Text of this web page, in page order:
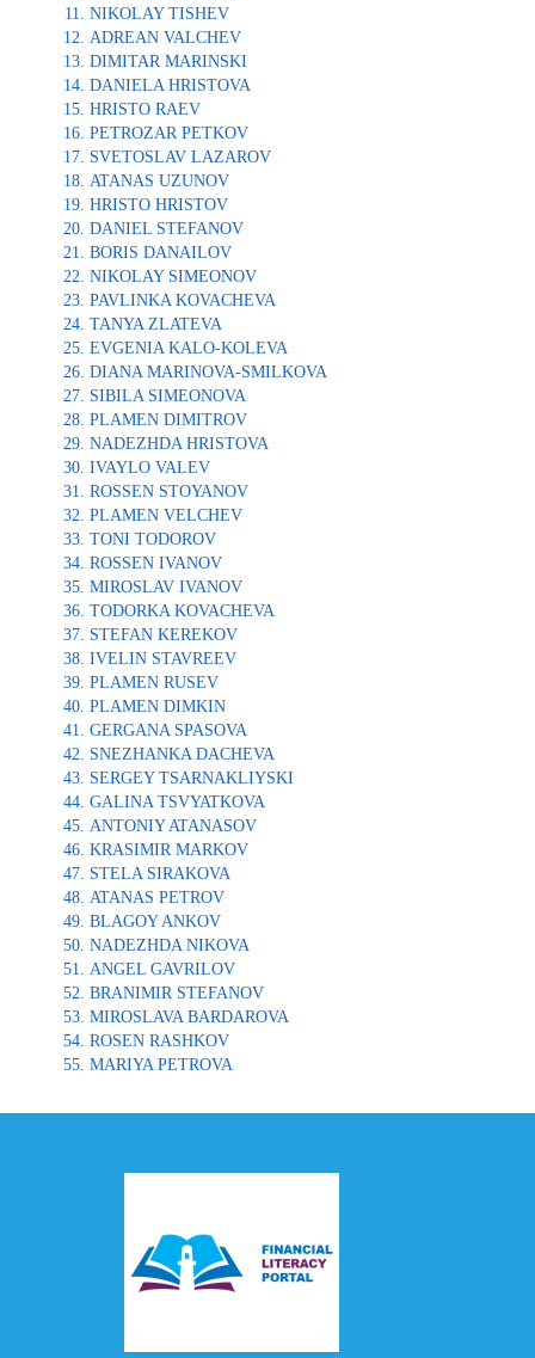
NIKOLAY TISHEV
ADREAN VALCHEV
DIMITAR MARINSKI
DANIELA HRISTOVA
HRISTO RAEV
PETROZAR PETKOV
SVETOSLAV LAZAROV
ATANAS UZUNOV
HRISTO HRISTOV
DANIEL STEFANOV
BORIS DANAILOV
NIKOLAY SIMEONOV
PAVLINKA KOVACHEVA
TANYA ZLATEVA
EVGENIA KALO-KOLEVA
DIANA MARINOVA-SMILKOVA
SIBILA SIMEONOVA
PLAMEN DIMITROV
NADEZHDA HRISTOVA
IVAYLO VALEV
ROSSEN STOYANOV
PLAMEN VELCHEV
TONI TODOROV
ROSSEN IVANOV
MIROSLAV IVANOV
TODORKA KOVACHEVA
STEFAN KEREKOV
IVELIN STAVREEV
PLAMEN RUSEV
PLAMEN DIMKIN
GERGANA SPASOVA
SNEZHANKA DACHEVA
SERGEY TSARNAKLIYSKI
GALINA TSVYATKOVA
ANTONIY ATANASOV
KRASIMIR MARKOV
STELA SIRAKOVA
ATANAS PETROV
BLAGOY ANKOV
NADEZHDA NIKOVA
ANGEL GAVRILOV
BRANIMIR STEFANOV
MIROSLAVA BARDAROVA
ROSEN RASHKOV
MARIYA PETROVA